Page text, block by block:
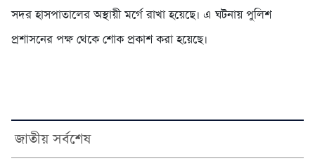
সদর হাসপাতালের অস্থায়ী মর্গে রাখা হয়েছে। এ ঘটনায় পুলিশ
প্রশাসনের পক্ষ থেকে শোক প্রকাশ করা হয়েছে।
জাতীয় সর্বশেষ